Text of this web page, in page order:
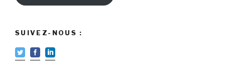
SUIVEZ-NOUS :